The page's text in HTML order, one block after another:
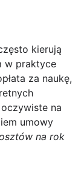
kierują
w praktyce
za naukę,
na
umowy
na rok